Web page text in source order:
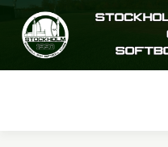
Hoppa
innehåll